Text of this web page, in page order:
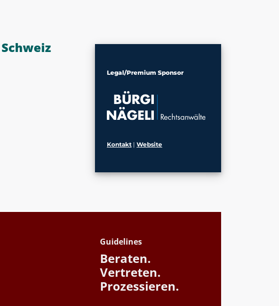
Legal/Premium Sponsor
Kontakt | Website
Guidelines
Beraten.
Vertreten.
Prozessieren.